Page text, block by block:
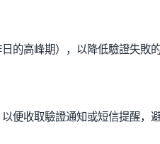
的高峰期），以降低驗證失敗的
便收取驗證通知或短信提醒，